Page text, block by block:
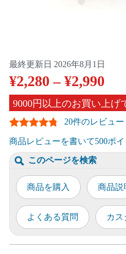
¥2,280 –¥2,990
9000円以上のお買い上げ
最終更新日 2026年8月1日
20件のレビュー
商品レビューを書いて500ポ
このページを検索
商品を購入 商品説
よくある質問 カス